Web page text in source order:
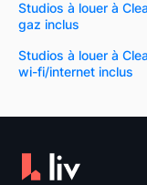
Studios à louer à
gaz inclus
Studios à louer à
wi-fi/internet inclus